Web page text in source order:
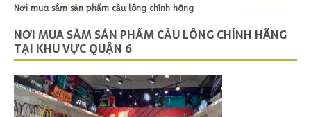
Nơi mua sắm sản phẩm cầu lông chính hãng
NƠI MUA SẮM SẢN PHẨM CẦU LÔNG CHÍNH HÃNG
TẠI KHU VỰC QUẬN 6